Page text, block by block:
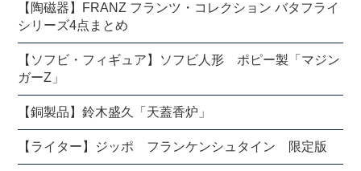
【陶磁器】FRANZ フランツ・コレクション バタフライ
シリーズ4点まとめ
【ソフビ・フィギュア】ソフビ人形 ポピー製「マジン
ガーZ」
【銅製品】鈴木盛久「天蓋香炉」
【ライター】ジッポ フランケンシュタイン 限定版